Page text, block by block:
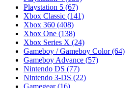
Playstation 5 (67)
Xbox Classic (141)
Xbox 360 (408)
Xbox One (138)
Xbox Series X (24)
Gameboy / Gameboy Color(64)
Gameboy Advance (57)
Nintendo DS (77)
Nintendo 3-DS (22)